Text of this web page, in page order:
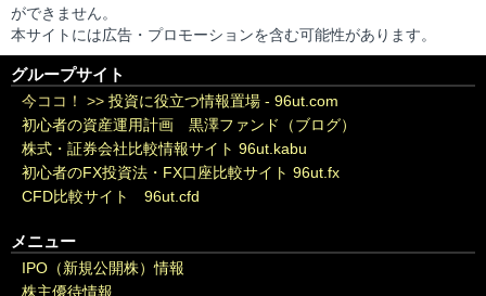
ができません。
本サイトには広告・プロモーションを含む可能性があります。
グループサイト
今ココ！ >> 投資に役立つ情報置場 - 96ut.com
初心者の資産運用計画 黒澤ファンド（ブログ）
株式・証券会社比較情報サイト 96ut.kabu
初心者のFX投資法・FX口座比較サイト 96ut.fx
CFD比較サイト 96ut.cfd
メニュー
IPO（新規公開株）情報
株主優待情報